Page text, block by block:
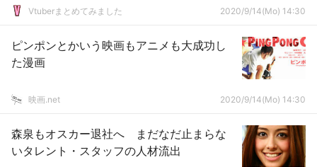
Vtuberまとめてみました 2020/9/14(Mo) 14:30
ピンポンとかいう映画もアニメも大成功し
た漫画
映画.net 2020/9/14(Mo) 14:30
森泉もオスカー退社へ まだなだ止まらな
いタレント・スタッフの人材流出